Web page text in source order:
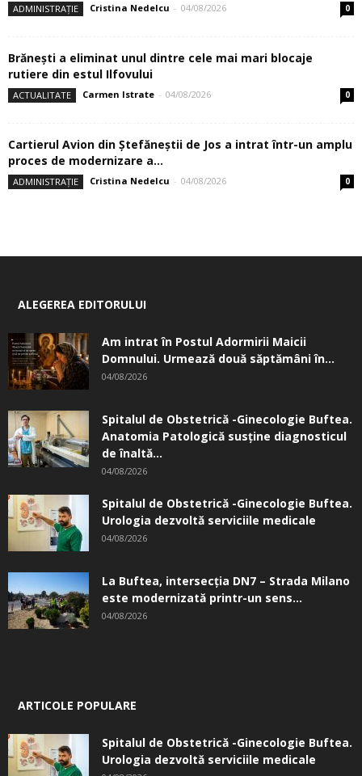
ADMINISTRAȚIE Cristina Nedelcu - 04/08/2026 0
Brănești a eliminat unul dintre cele mai mari blocaje
rutiere din estul Ilfovului
ACTUALITATE Carmen Istrate - 04/08/2026 0
Cartierul Avion din Ştefăneştii de Jos a intrat într-un amplu
proces de modernizare a...
ADMINISTRAȚIE Cristina Nedelcu - 04/08/2026 0
ALEGEREA EDITORULUI
Am intrat în Postul Adormirii Maicii
Domnului. Urmează două săptămâni în...
04/08/2026
Spitalul de Obstetrică -Ginecologie Buftea.
Anatomia Patologică susţine diagnosticul
de înaltă...
04/08/2026
Spitalul de Obstetrică -Ginecologie Buftea.
Urologia dezvoltă serviciile medicale
04/08/2026
La Buftea, intersecţia DN7 – Strada Milano
este modernizată printr-un sens...
04/08/2026
ARTICOLE POPULARE
Spitalul de Obstetrică -Ginecologie Buftea.
Urologia dezvoltă serviciile medicale